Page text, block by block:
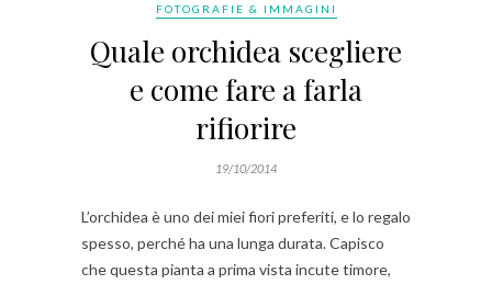
FOTOGRAFIE & IMMAGINI
Quale orchidea scegliere
e come fare a farla
rifiorire
19/10/2014
L’orchidea è uno dei miei fiori preferiti, e lo regalo
spesso, perché ha una lunga durata. Capisco
che questa pianta a prima vista incute timore,